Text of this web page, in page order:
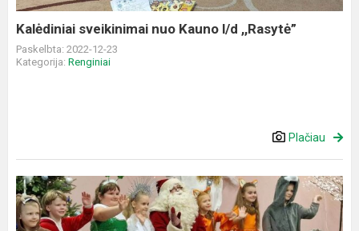
Kalėdiniai sveikinimai nuo Kauno l/d ,,Rasytė”
Paskelbta: 2022-12-23
Kategorija: Renginiai
Plačiau
Kalėdinis
renginys
prie